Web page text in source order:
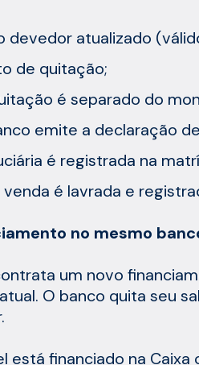
devedor atualizado
de quitação;
é separado do
emite a declaração
é registrada na
é lavrada e
no mesmo
um novo
O banco quita seu
está financiado na